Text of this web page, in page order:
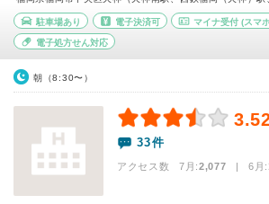
駐車場あり 電子決済可 マイナ受付 (スマ
電子処方せん対応
朝（8:30〜）
33件
アクセス数 7月:2,077 | 6月: